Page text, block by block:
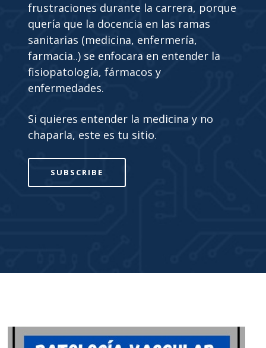
frustraciones durante la carrera, porque
quería que la docencia en las ramas
sanitarias (medicina, enfermería,
farmacia..) se enfocara en entender la
fisiopatología, fármacos y
enfermedades.
Si quieres entender la medicina y no
chaparla, este es tu sitio.
SUBSCRIBE